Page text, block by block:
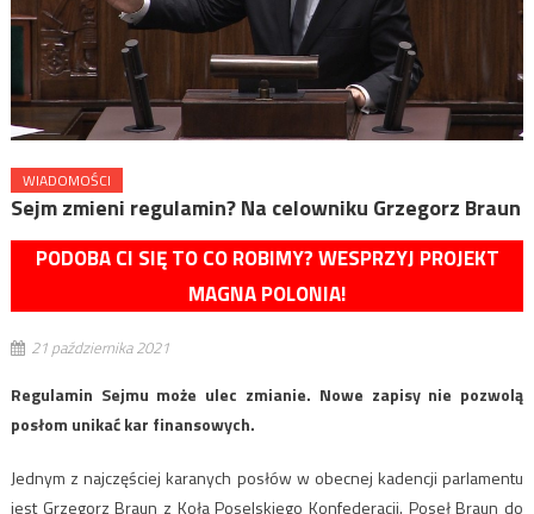
WIADOMOŚCI
Sejm zmieni regulamin? Na celowniku Grzegorz Braun
PODOBA CI SIĘ TO CO ROBIMY? WESPRZYJ PROJEKT
MAGNA POLONIA!
21 października 2021
Regulamin Sejmu może ulec zmianie. Nowe zapisy nie pozwolą
posłom unikać kar finansowych.
Jednym z najczęściej karanych posłów w obecnej kadencji parlamentu
jest Grzegorz Braun z Koła Poselskiego Konfederacji. Poseł Braun do